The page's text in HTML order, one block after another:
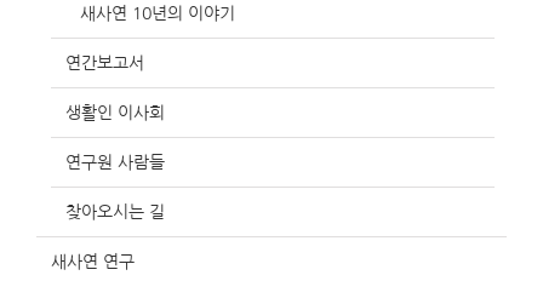
새사연 10년의 이야기
연간보고서
생활인 이사회
연구원 사람들
찾아오시는 길
새사연 연구